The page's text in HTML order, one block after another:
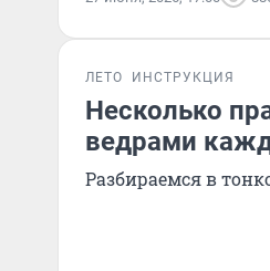
ЛЕТО ИНСТРУКЦИЯ
Несколько
ведрами
Разбираемся в